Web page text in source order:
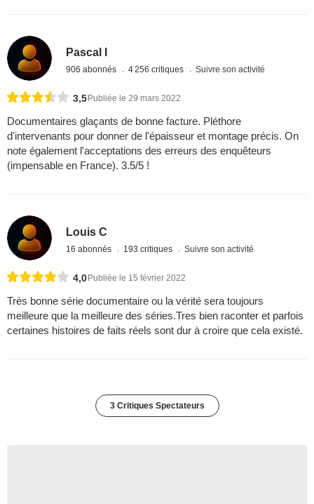
Pascal I
906 abonnés 4 256 critiques Suivre son activité
3,5 Publiée le 29 mars 2022
Documentaires glaçants de bonne facture. Pléthore
d'intervenants pour donner de l'épaisseur et montage précis. On
note également l'acceptations des erreurs des enquêteurs
(impensable en France). 3.5/5 !
Louis C
16 abonnés 193 critiques Suivre son activité
4,0 Publiée le 15 février 2022
Très bonne série documentaire ou la vérité sera toujours
meilleure que la meilleure des séries.Tres bien raconter et parfois
certaines histoires de faits réels sont dur à croire que cela existé.
3 Critiques Spectateurs